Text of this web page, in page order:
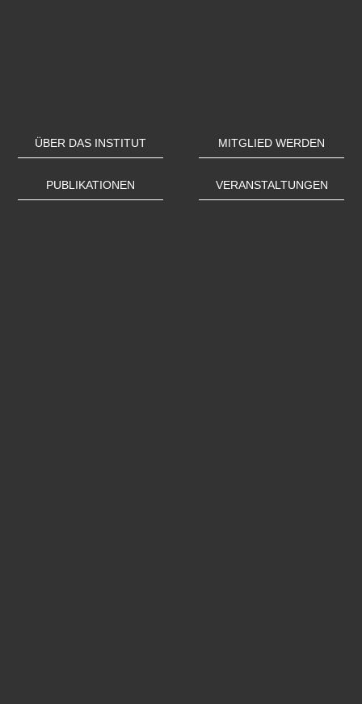
ÜBER DAS INSTITUT MITGLIED WERDEN
PUBLIKATIONEN VERANSTALTUNGEN